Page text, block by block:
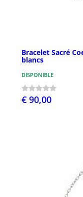
Bracelet Sacré
blancs
DISPONIBLE
€ 90,00